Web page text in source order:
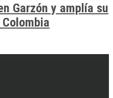
Garzón y amplía su